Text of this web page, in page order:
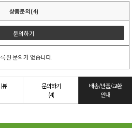
상품문의(4)
문의하기
된 문의가 없습니다.
뷰
문의하기
(4)
배송/반품/교환
안내